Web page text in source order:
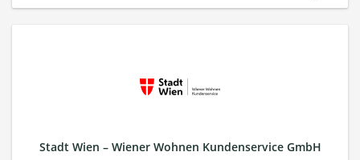
Stadt Wien – Wiener Wohnen Kundenservice GmbH